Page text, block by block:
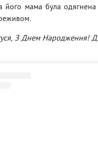
його мама була одягнена
З Днем Народження!